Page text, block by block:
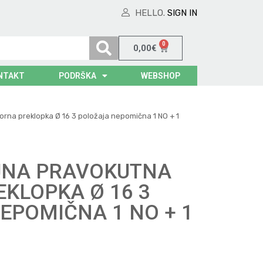
HELLO. SIGN IN
0,00€ 0
PODRŠKA WEBSHOP
preklopka Ø 16 3 položaja nepomična 1 NO + 1
PRAVOKUTNA
Ø 16 3
1 NO + 1